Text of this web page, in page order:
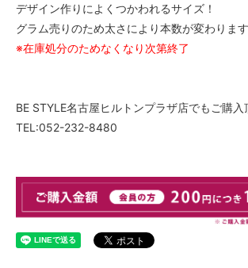
デザイン作りによくつかわれるサイズ！
グラム売りのため太さにより本数が変わります
※在庫処分のためなくなり次第終了
BE STYLE名古屋ヒルトンプラザ店でもご購入
TEL:052-232-8480